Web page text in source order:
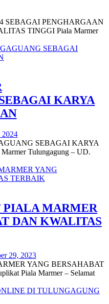
SEBAGAI PENGHARGAAN
TINGGI Piala Marmer
KARYA
2024
SEBAGAI KARYA
Tulungagung – UD.
MARMER
DAN KWALITAS
29, 2023
YANG BERSAHABAT
Piala Marmer – Selamat